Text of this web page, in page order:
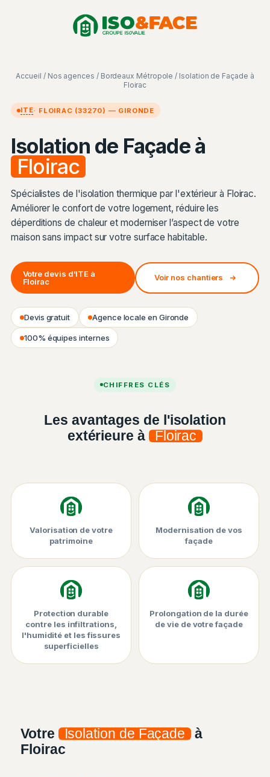
Accueil / Nos agences / Bordeaux Métropole / Isolation de Façade à
Floirac
ITE· FLOIRAC (33270) — GIRONDE
Isolation de Façade à
Floirac
Spécialistes de l'isolation thermique par l'extérieur à Floirac.
Améliorer le confort de votre logement, réduire les
déperditions de chaleur et moderniser l’aspect de votre
maison sans impact sur votre surface habitable.
Votre devis d'ITE à
Floirac
Voir nos chantiers
Devis gratuit Agence locale en Gironde
100% équipes internes
Chantier ISO&FACE — Isolation thermique par l'extérieur
CHIFFRES CLÉS
Les avantages de l'isolation
extérieure à
Floirac
Valorisation de votre
patrimoine
Modernisation de vos
façade
Protection durable
contre les infiltrations,
l'humidité et les fissures
superficielles
Prolongation de la durée
de vie de votre façade
Votre Isolation de Façade
à
Floirac